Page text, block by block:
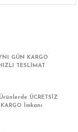
GÜN KARGO
TESLİMAT
ÜCRETSİZ
KARGO İmkanı